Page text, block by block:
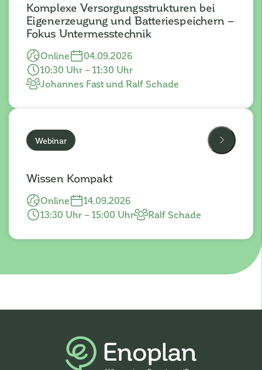
Komplexe Versorgungsstrukturen bei
Eigenerzeugung und Batteriespeichern –
Fokus Untermesstechnik
Online
04.09.2026
10:30 Uhr – 11:30 Uhr
Johannes Fast und Ralf Schade
Webinar
Wissen Kompakt
Online
14.09.2026
13:30 Uhr – 15:00 Uhr
Ralf Schade